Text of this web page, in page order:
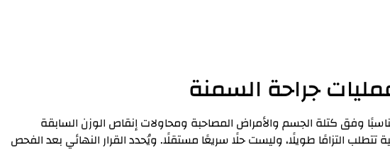
جراحة السمنة
وفق كتلة الجسم والأمراض المصاحبة ومحاولات إنقاص الوزن السابقة
تتطلب التزامًا طويلًا، وليست حلًا سريعًا مستقلًا. ويُحدد القرار النهائي بعد الفحص